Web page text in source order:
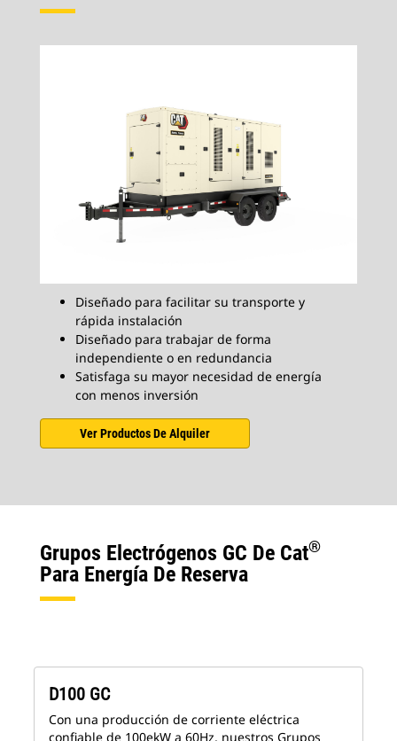
Diseñado para facilitar su transporte y
rápida instalación
Diseñado para trabajar de forma
independiente o en redundancia
Satisfaga su mayor necesidad de energía
con menos inversión
Ver Productos De Alquiler
Grupos Electrógenos GC De Cat®
Para Energía De Reserva
D100 GC
Con una producción de corriente eléctrica
confiable de 100ekW a 60Hz, nuestros Grupos